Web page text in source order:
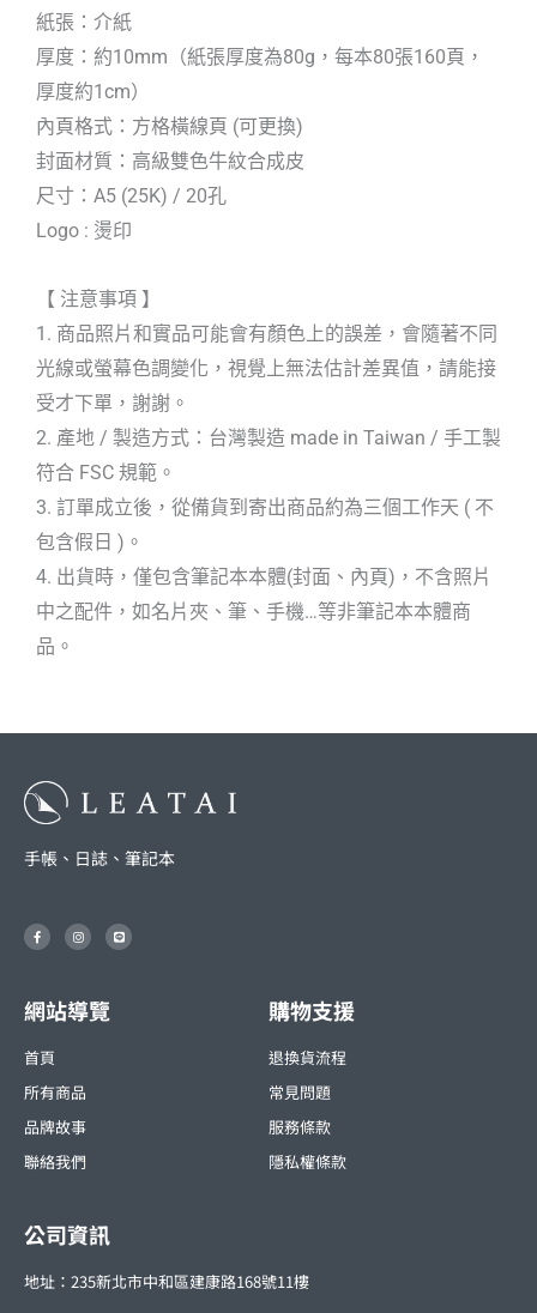
紙張：介紙
厚度：約10mm（紙張厚度為80g，每本80張160頁，
厚度約1cm）
內頁格式：方格橫線頁 (可更換)
封面材質：高級雙色牛紋合成皮
尺寸：A5 (25K) / 20孔
Logo : 燙印
【 注意事項 】
1. 商品照片和實品可能會有顏色上的誤差，會隨著不同
光線或螢幕色調變化，視覺上無法估計差異值，請能接
受才下單，謝謝。
2. 產地 / 製造方式：台灣製造 made in Taiwan / 手工製
符合 FSC 規範。
3. 訂單成立後，從備貨到寄出商品約為三個工作天 ( 不
包含假日 )。
4. 出貨時，僅包含筆記本本體(封面、內頁)，不含照片
中之配件，如名片夾、筆、手機…等非筆記本本體商
品。
手帳、日誌、筆記本
F
a
c
k
-
I
n
s
r
a
m
L
i
n
網站導覽
首頁
所有商品
品牌故事
聯絡我們
購物支援
退換貨流程
常見問題
服務條款
隱私權條款
公司資訊
地址：235新北市中和區建康路168號11樓